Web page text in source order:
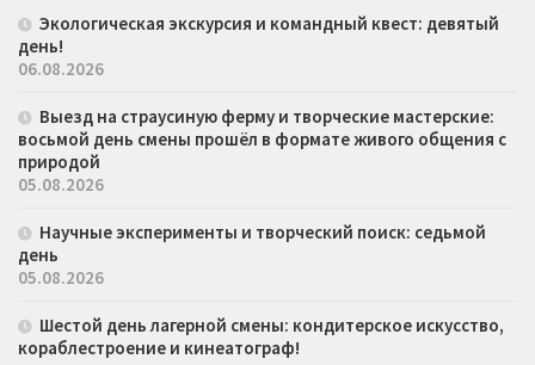
Экологическая экскурсия и командный квест: девятый
день!
06.08.2026
Выезд на страусиную ферму и творческие мастерские:
восьмой день смены прошёл в формате живого общения с
природой
05.08.2026
Научные эксперименты и творческий поиск: седьмой
день
05.08.2026
Шестой день лагерной смены: кондитерское искусство,
кораблестроение и кинеатограф!